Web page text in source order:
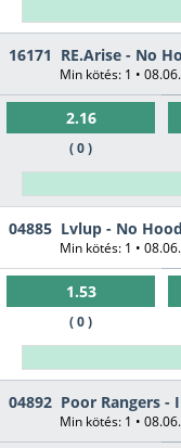
16171 RE.Arise - No
Min kötés: 1 •
2.16
( 0 )
04885 Lvlup - No
Min kötés: 1 •
1.53
( 0 )
04892 Poor Rangers -
Min kötés: 1 •